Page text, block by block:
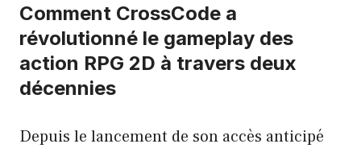
Comment CrossCode a
révolutionné le gameplay des
action RPG 2D à travers deux
décennies
Depuis le lancement de son accès anticipé